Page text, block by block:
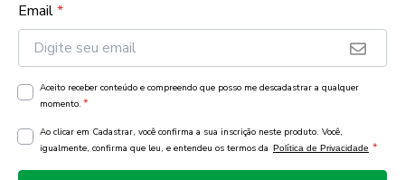
Email*
Aceito receber conteúdo e compreendo que posso me descadastrar a qualquer
momento. *
Ao clicar em Cadastrar, você confirma a sua inscrição neste produto. Você,
igualmente, confirma que leu, e entendeu os termos da Política de Privacidade *